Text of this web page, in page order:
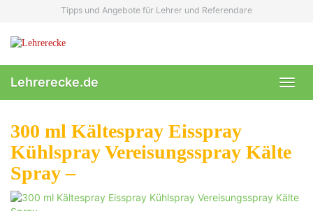
main
content
Tipps und Angebote für Lehrer und Referendare
Lehrerecke.de
300 ml Kältespray Eisspray
Kühlspray Vereisungsspray Kälte
Spray –